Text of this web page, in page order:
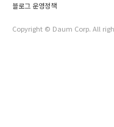
액 인상! 근로자 뿐만 아니라 청소
블로그 운영정책
Copyright © Daum Corp. All